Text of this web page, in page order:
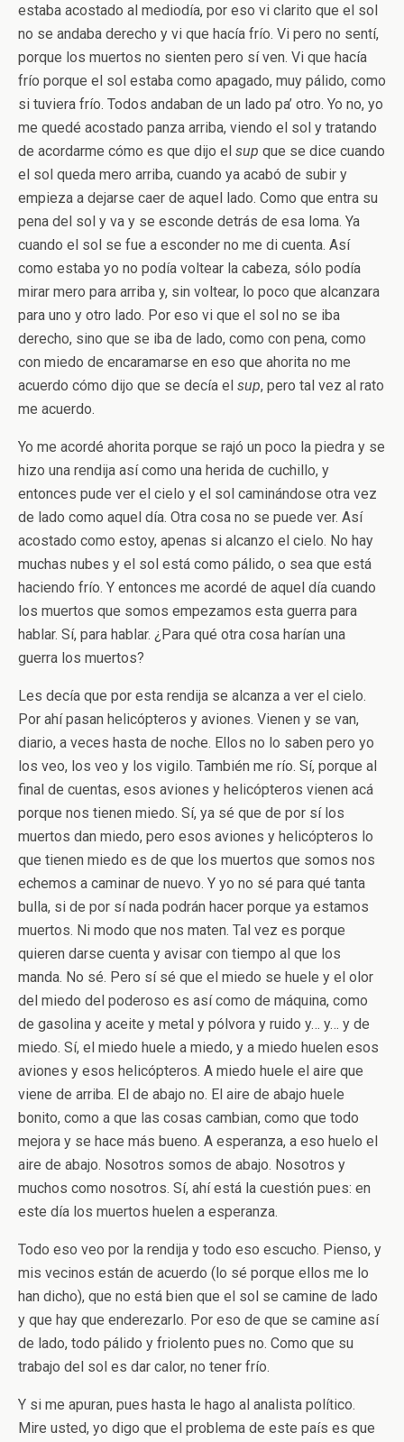
estaba acostado al mediodía, por eso vi clarito que el sol
no se andaba derecho y vi que hacía frío. Vi pero no sentí,
porque los muertos no sienten pero sí ven. Vi que hacía
frío porque el sol estaba como apagado, muy pálido, como
si tuviera frío. Todos andaban de un lado pa’ otro. Yo no, yo
me quedé acostado panza arriba, viendo el sol y tratando
de acordarme cómo es que dijo el sup que se dice cuando
el sol queda mero arriba, cuando ya acabó de subir y
empieza a dejarse caer de aquel lado. Como que entra su
pena del sol y va y se esconde detrás de esa loma. Ya
cuando el sol se fue a esconder no me di cuenta. Así
como estaba yo no podía voltear la cabeza, sólo podía
mirar mero para arriba y, sin voltear, lo poco que alcanzara
para uno y otro lado. Por eso vi que el sol no se iba
derecho, sino que se iba de lado, como con pena, como
con miedo de encaramarse en eso que ahorita no me
acuerdo cómo dijo que se decía el sup, pero tal vez al rato
me acuerdo.
Yo me acordé ahorita porque se rajó un poco la piedra y se
hizo una rendija así como una herida de cuchillo, y
entonces pude ver el cielo y el sol caminándose otra vez
de lado como aquel día. Otra cosa no se puede ver. Así
acostado como estoy, apenas si alcanzo el cielo. No hay
muchas nubes y el sol está como pálido, o sea que está
haciendo frío. Y entonces me acordé de aquel día cuando
los muertos que somos empezamos esta guerra para
hablar. Sí, para hablar. ¿Para qué otra cosa harían una
guerra los muertos?
Les decía que por esta rendija se alcanza a ver el cielo.
Por ahí pasan helicópteros y aviones. Vienen y se van,
diario, a veces hasta de noche. Ellos no lo saben pero yo
los veo, los veo y los vigilo. También me río. Sí, porque al
final de cuentas, esos aviones y helicópteros vienen acá
porque nos tienen miedo. Sí, ya sé que de por sí los
muertos dan miedo, pero esos aviones y helicópteros lo
que tienen miedo es de que los muertos que somos nos
echemos a caminar de nuevo. Y yo no sé para qué tanta
bulla, si de por sí nada podrán hacer porque ya estamos
muertos. Ni modo que nos maten. Tal vez es porque
quieren darse cuenta y avisar con tiempo al que los
manda. No sé. Pero sí sé que el miedo se huele y el olor
del miedo del poderoso es así como de máquina, como
de gasolina y aceite y metal y pólvora y ruido y… y… y de
miedo. Sí, el miedo huele a miedo, y a miedo huelen esos
aviones y esos helicópteros. A miedo huele el aire que
viene de arriba. El de abajo no. El aire de abajo huele
bonito, como a que las cosas cambian, como que todo
mejora y se hace más bueno. A esperanza, a eso huelo el
aire de abajo. Nosotros somos de abajo. Nosotros y
muchos como nosotros. Sí, ahí está la cuestión pues: en
este día los muertos huelen a esperanza.
Todo eso veo por la rendija y todo eso escucho. Pienso, y
mis vecinos están de acuerdo (lo sé porque ellos me lo
han dicho), que no está bien que el sol se camine de lado
y que hay que enderezarlo. Por eso de que se camine así
de lado, todo pálido y friolento pues no. Como que su
trabajo del sol es dar calor, no tener frío.
Y si me apuran, pues hasta le hago al analista político.
Mire usted, yo digo que el problema de este país es que